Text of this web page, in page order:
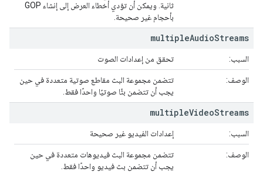
ثانية. ويمكن أن تؤدي أخطاء العرض إلى إنشاء GOP
بأحجام غير صحيحة.
multipleAudioStreams
السبب: تحقق من إعدادات الصوت
الوصف:
تتضمن مجموعة البث مقاطع صوتية متعددة في حين
يجب أن تتضمن بثًا صوتيًا واحدًا فقط.
multipleVideoStreams
السبب: إعدادات الفيديو غير صحيحة
الوصف:
تتضمن مجموعة البث فيديوهات متعددة في حين
يجب أن تتضمن بث فيديو واحدًا فقط.